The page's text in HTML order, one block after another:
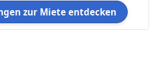
zur Miete entdecken